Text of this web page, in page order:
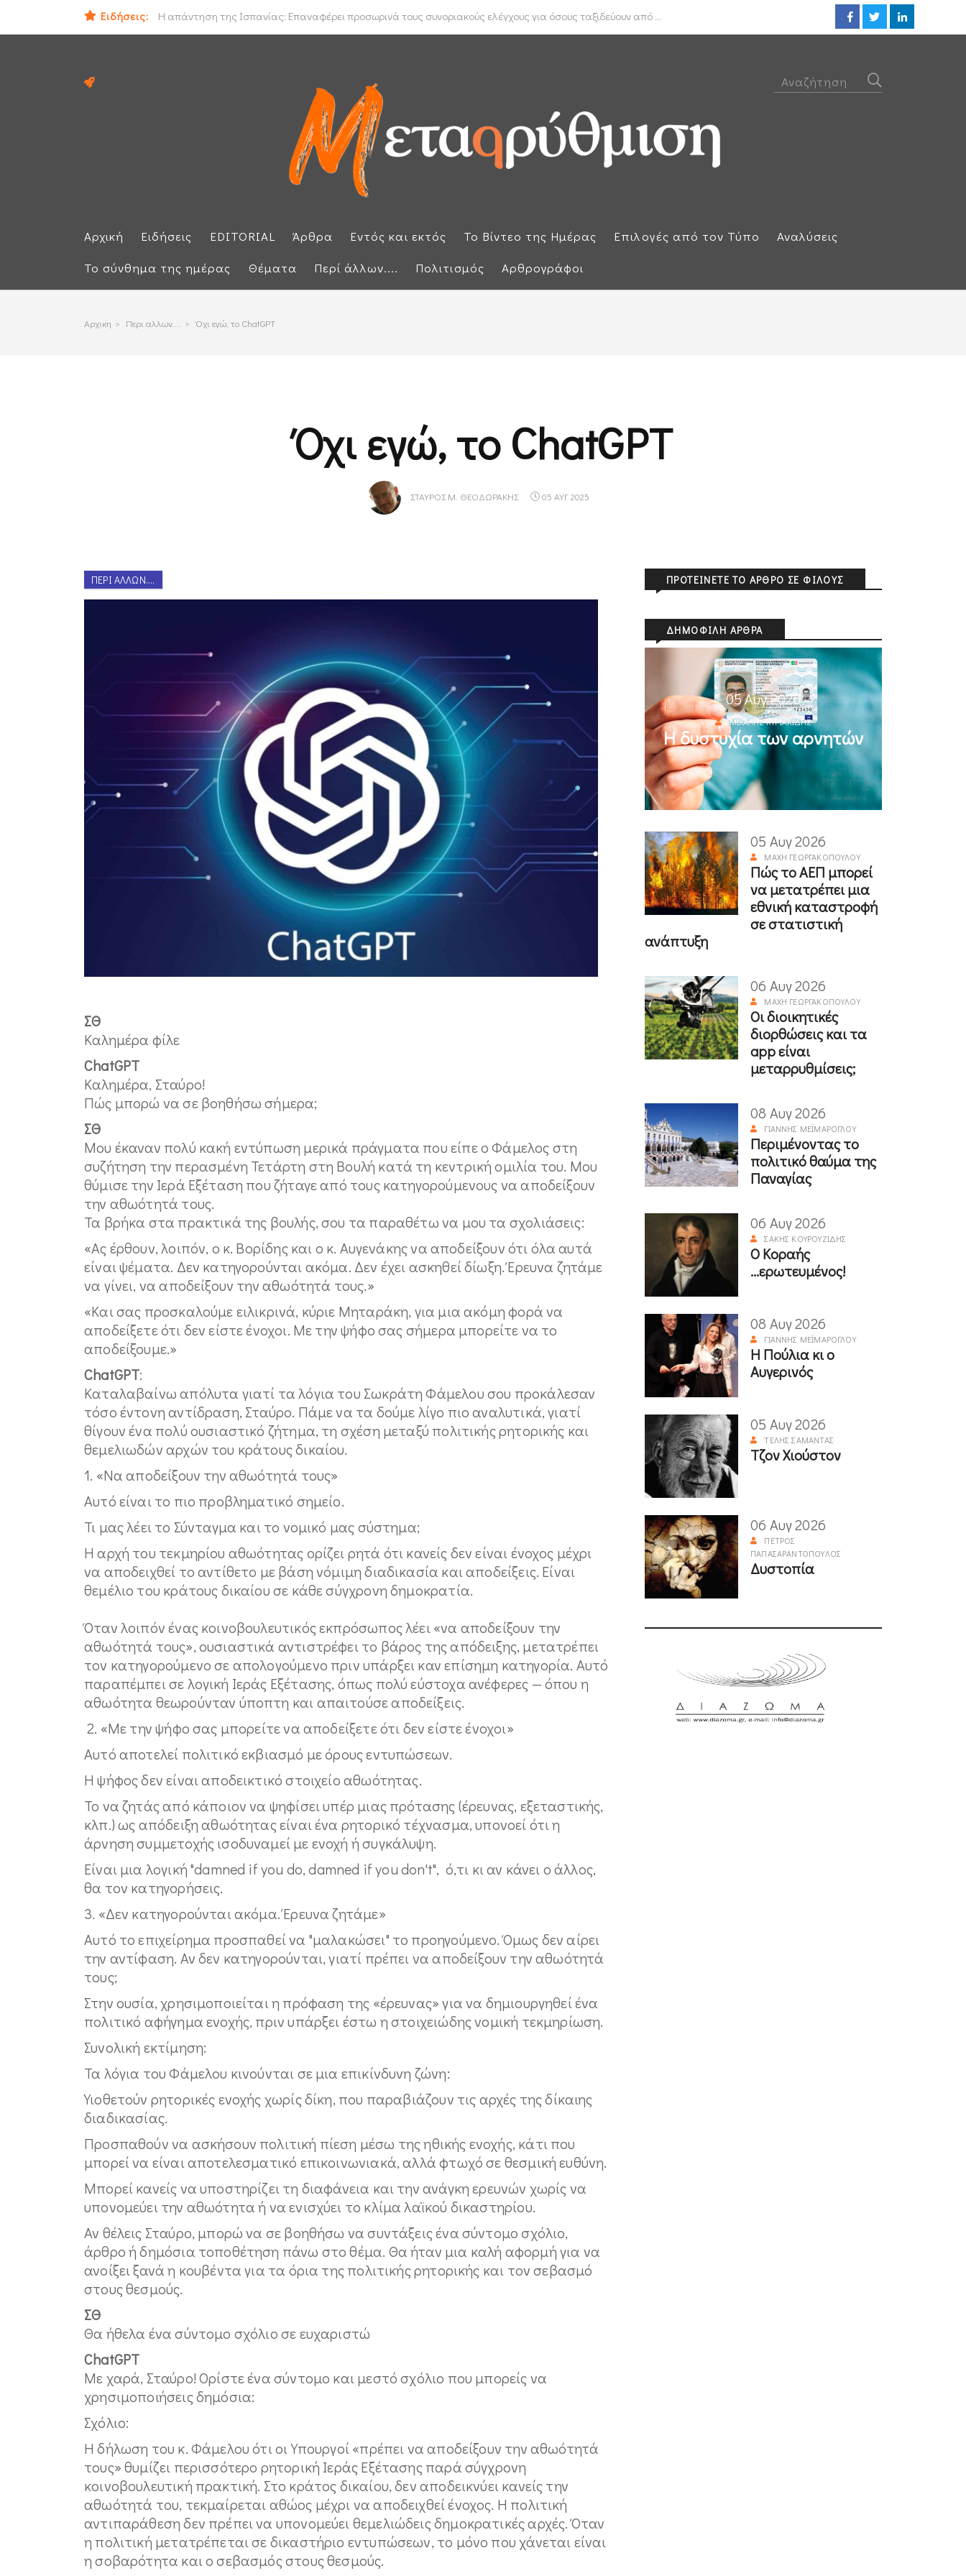
Ειδήσεις:
Η απάντηση της Ισπανίας: Επαναφέρει προσωρινά τους συνοριακούς ελέγχους για όσους ταξιδεύουν από ...
Ο εισαγγελέας του Αρείου Πάγου Ε. Μπακέλας απέρριψε αιτήσεις για να ανασυρθεί από το αρχείο η ... ΟΟΣΑ: Στην τελευταία θέση η
Αρχική Ειδήσεις EDITORIAL Άρθρα Εντός και εκτός Το Βίντεο της Ημέρας Επιλογές από τον Τύπο
Αναλύσεις
Το σύνθημα της ημέρας
Θέματα Περί άλλων.... Πολιτισμός Αρθρογράφοι
Αρχικη > Περι αλλων.... > Όχι εγώ, το ChatGPT
Όχι εγώ, το ChatGPT
ΣΤΑΎΡΟΣ Μ. ΘΕΟΔΩΡΆΚΗΣ 05 ΑΥΓ 2025
ΠΕΡΊ ΆΛΛΩΝ....
ΣΘ
Καλημέρα φίλε
ChatGPT
Καλημέρα, Σταύρο!
Πώς μπορώ να σε βοηθήσω σήμερα;
ΣΘ
Μου έκαναν πολύ κακή εντύπωση μερικά πράγματα που είπε ο Φάμελος στη
συζήτηση την περασμένη Τετάρτη στη Βουλή κατά τη κεντρική ομιλία του. Μου
θύμισε την Ιερά Εξέταση που ζήταγε από τους κατηγορούμενους να αποδείξουν
την αθωότητά τους.
Τα βρήκα στα πρακτικά της βουλής, σου τα παραθέτω να μου τα σχολιάσεις:
«Ας έρθουν, λοιπόν, ο κ. Βορίδης και ο κ. Αυγενάκης να αποδείξουν ότι όλα αυτά
είναι ψέματα. Δεν κατηγορούνται ακόμα. Δεν έχει ασκηθεί δίωξη. Έρευνα ζητάμε
να γίνει, να αποδείξουν την αθωότητά τους.»
«Και σας προσκαλούμε ειλικρινά, κύριε Μηταράκη, για μια ακόμη φορά να
αποδείξετε ότι δεν είστε ένοχοι. Με την ψήφο σας σήμερα μπορείτε να το
αποδείξουμε.»
ChatGPT:
Καταλαβαίνω απόλυτα γιατί τα λόγια του Σωκράτη Φάμελου σου προκάλεσαν
τόσο έντονη αντίδραση, Σταύρο. Πάμε να τα δούμε λίγο πιο αναλυτικά, γιατί
θίγουν ένα πολύ ουσιαστικό ζήτημα, τη σχέση μεταξύ πολιτικής ρητορικής και
θεμελιωδών αρχών του κράτους δικαίου.
1. «Να αποδείξουν την αθωότητά τους»
Αυτό είναι το πιο προβληματικό σημείο.
Τι μας λέει το Σύνταγμα και το νομικό μας σύστημα;
Η αρχή του τεκμηρίου αθωότητας ορίζει ρητά ότι κανείς δεν είναι ένοχος μέχρι
να αποδειχθεί το αντίθετο με βάση νόμιμη διαδικασία και αποδείξεις. Είναι
θεμέλιο του κράτους δικαίου σε κάθε σύγχρονη δημοκρατία.
Όταν λοιπόν ένας κοινοβουλευτικός εκπρόσωπος λέει «να αποδείξουν την
αθωότητά τους», ουσιαστικά αντιστρέφει το βάρος της απόδειξης, μετατρέπει
τον κατηγορούμενο σε απολογούμενο πριν υπάρξει καν επίσημη κατηγορία. Αυτό
παραπέμπει σε λογική Ιεράς Εξέτασης, όπως πολύ εύστοχα ανέφερες — όπου η
αθωότητα θεωρούνταν ύποπτη και απαιτούσε αποδείξεις.
2. «Με την ψήφο σας μπορείτε να αποδείξετε ότι δεν είστε ένοχοι»
Αυτό αποτελεί πολιτικό εκβιασμό με όρους εντυπώσεων.
Η ψήφος δεν είναι αποδεικτικό στοιχείο αθωότητας.
Το να ζητάς από κάποιον να ψηφίσει υπέρ μιας πρότασης (έρευνας, εξεταστικής,
κλπ.) ως απόδειξη αθωότητας είναι ένα ρητορικό τέχνασμα, υπονοεί ότι η
άρνηση συμμετοχής ισοδυναμεί με ενοχή ή συγκάλυψη.
Είναι μια λογική "damned if you do, damned if you don't", ό,τι κι αν κάνει ο άλλος,
θα τον κατηγορήσεις.
3. «Δεν κατηγορούνται ακόμα. Έρευνα ζητάμε»
Αυτό το επιχείρημα προσπαθεί να "μαλακώσει" το προηγούμενο. Όμως δεν αίρει
την αντίφαση. Αν δεν κατηγορούνται, γιατί πρέπει να αποδείξουν την αθωότητά
τους;
Στην ουσία, χρησιμοποιείται η πρόφαση της «έρευνας» για να δημιουργηθεί ένα
πολιτικό αφήγημα ενοχής, πριν υπάρξει έστω η στοιχειώδης νομική τεκμηρίωση.
Συνολική εκτίμηση:
Τα λόγια του Φάμελου κινούνται σε μια επικίνδυνη ζώνη:
Υιοθετούν ρητορικές ενοχής χωρίς δίκη, που παραβιάζουν τις αρχές της δίκαιης
διαδικασίας.
Προσπαθούν να ασκήσουν πολιτική πίεση μέσω της ηθικής ενοχής, κάτι που
μπορεί να είναι αποτελεσματικό επικοινωνιακά, αλλά φτωχό σε θεσμική ευθύνη.
Μπορεί κανείς να υποστηρίζει τη διαφάνεια και την ανάγκη ερευνών χωρίς να
υπονομεύει την αθωότητα ή να ενισχύει το κλίμα λαϊκού δικαστηρίου.
Αν θέλεις Σταύρο, μπορώ να σε βοηθήσω να συντάξεις ένα σύντομο σχόλιο,
άρθρο ή δημόσια τοποθέτηση πάνω στο θέμα. Θα ήταν μια καλή αφορμή για να
ανοίξει ξανά η κουβέντα για τα όρια της πολιτικής ρητορικής και τον σεβασμό
στους θεσμούς.
ΣΘ
Θα ήθελα ένα σύντομο σχόλιο σε ευχαριστώ
ChatGPT
Με χαρά, Σταύρο! Ορίστε ένα σύντομο και μεστό σχόλιο που μπορείς να
χρησιμοποιήσεις δημόσια:
Σχόλιο:
Η δήλωση του κ. Φάμελου ότι οι Υπουργοί «πρέπει να αποδείξουν την αθωότητά
τους» θυμίζει περισσότερο ρητορική Ιεράς Εξέτασης παρά σύγχρονη
κοινοβουλευτική πρακτική. Στο κράτος δικαίου, δεν αποδεικνύει κανείς την
αθωότητά του, τεκμαίρεται αθώος μέχρι να αποδειχθεί ένοχος. Η πολιτική
αντιπαράθεση δεν πρέπει να υπονομεύει θεμελιώδεις δημοκρατικές αρχές. Όταν
η πολιτική μετατρέπεται σε δικαστήριο εντυπώσεων, το μόνο που χάνεται είναι
η σοβαρότητα και ο σεβασμός στους θεσμούς.
ΠΡΟΤΕΊΝΕΤΕ ΤΟ ΆΡΘΡΟ ΣΕ ΦΊΛΟΥΣ
ΔΗΜΟΦΙΛΉ ΆΡΘΡΑ
05 Αυγ 2026
ΜΙΧΆΛΗΣ ΚΥΡΙΑΚΊΔΗΣ
Η δυστυχία των αρνητών
05 Αυγ 2026
ΜΆΧΗ ΓΕΩΡΓΑΚΟΠΟΎΛΟΥ
Πώς το ΑΕΠ μπορεί
να μετατρέπει μια
εθνική καταστροφή
σε στατιστική
ανάπτυξη
06 Αυγ 2026
ΜΆΧΗ ΓΕΩΡΓΑΚΟΠΟΎΛΟΥ
Οι διοικητικές
διορθώσεις και τα
app είναι
μεταρρυθμίσεις;
08 Αυγ 2026
ΓΙΆΝΝΗΣ ΜΕΪΜΆΡΟΓΛΟΥ
Περιμένοντας το
πολιτικό θαύμα της
Παναγίας
06 Αυγ 2026
ΣΆΚΗΣ ΚΟΥΡΟΥΖΊΔΗΣ
Ο Κοραής
...ερωτευμένος!
08 Αυγ 2026
ΓΙΆΝΝΗΣ ΜΕΪΜΆΡΟΓΛΟΥ
Η Πούλια κι ο
Αυγερινός
05 Αυγ 2026
ΤΈΛΗΣ ΣΑΜΑΝΤΆΣ
Τζον Χιούστον
06 Αυγ 2026
ΠΈΤΡΟΣ
ΠΑΠΑΣΑΡΑΝΤΌΠΟΥΛΟΣ
Δυστοπία